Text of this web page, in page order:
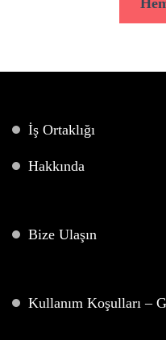
İş Ortaklığı
Hakkında
Bize Ulaşın
Kullanım Koşulları –